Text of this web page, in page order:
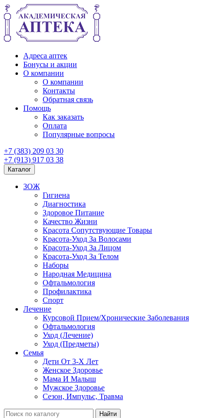
Адреса аптек
Бонусы и акции
О компании
О компании
Контакты
Обратная связь
Помощь
Как заказать
Оплата
Популярные вопросы
+7 (383) 209 03 30
+7 (913) 917 03 38
Каталог
ЗОЖ
Гигиена
Диагностика
Здоровое Питание
Качество Жизни
Красота Сопутствующие Товары
Красота-Уход За Волосами
Красота-Уход За Лицом
Красота-Уход За Телом
Наборы
Народная Медицина
Офтальмология
Профилактика
Спорт
Лечение
Курсовой Прием/Хронические Заболевания
Офтальмология
Уход (Лечение)
Уход (Предметы)
Семья
Дети От 3-Х Лет
Женское Здоровье
Мама И Малыш
Мужское Здоровье
Сезон, Импульс, Травма
Найти